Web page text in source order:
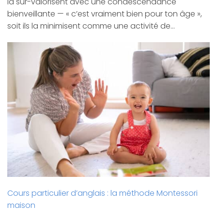
bienveillante — « c’est vraiment bien pour ton âge »,
soit ils la minimisent comme une activité de…
Cours particulier d’anglais : la méthode Montessori
maison